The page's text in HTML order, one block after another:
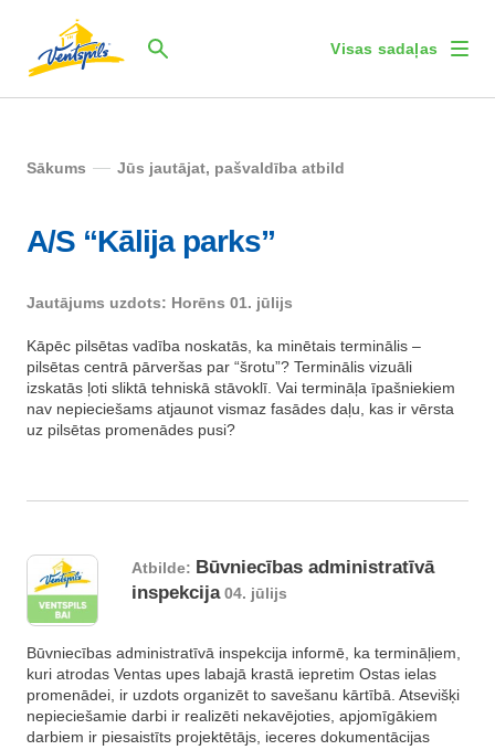
Visas sadaļas
Sākums Jūs jautājat, pašvaldība atbild
A/S “Kālija parks”
Jautājums uzdots: Horēns 01. jūlijs
Kāpēc pilsētas vadība noskatās, ka minētais terminālis –
pilsētas centrā pārveršas par “šrotu”? Terminālis vizuāli
izskatās ļoti sliktā tehniskā stāvoklī. Vai termināļa īpašniekiem
nav nepieciešams atjaunot vismaz fasādes daļu, kas ir vērsta
uz pilsētas promenādes pusi?
Atbilde: Būvniecības administratīvā
inspekcija04. jūlijs
Būvniecības administratīvā inspekcija informē, ka termināļiem,
kuri atrodas Ventas upes labajā krastā iepretim Ostas ielas
promenādei, ir uzdots organizēt to savešanu kārtībā. Atsevišķi
nepieciešamie darbi ir realizēti nekavējoties, apjomīgākiem
darbiem ir piesaistīts projektētājs, ieceres dokumentācijas